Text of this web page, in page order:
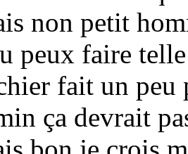
non petit
peux faire
fait un peu
ça devrait